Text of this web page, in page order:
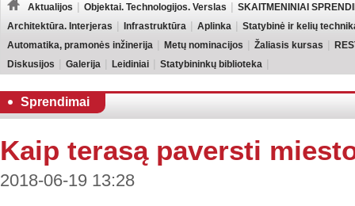
Aktualijos Objektai. Technologijos. Verslas
SKAITMENINIAI
Architektūra. Interjeras
Infrastruktūra Aplinka
Statybinė ir kelių
Automatika, pramonės inžinerija
Metų nominacijos Žaliasis kursas
Diskusijos
Galerija Leidiniai Statybininkų biblioteka
Sprendimai
Kaip terasą paversti
2018-06-19 13:28